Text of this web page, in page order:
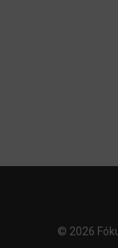
© 2026